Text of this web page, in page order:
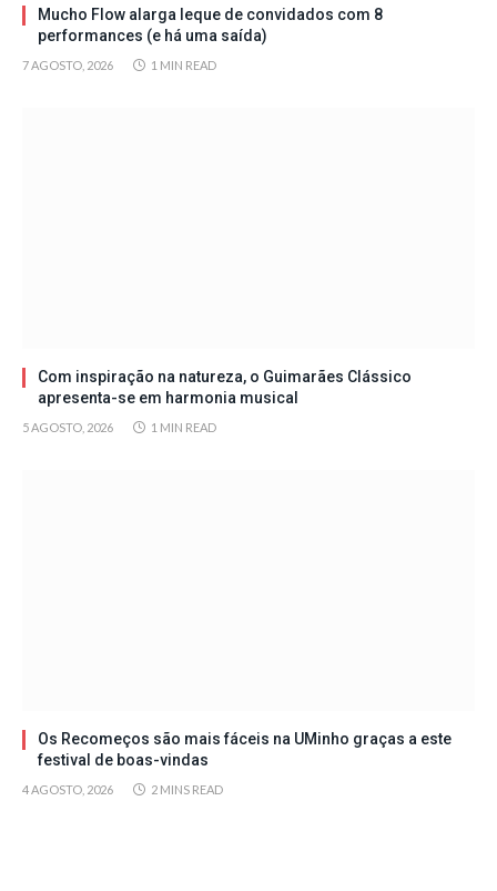
Mucho Flow alarga leque de convidados com 8
performances (e há uma saída)
7 AGOSTO, 2026 1 MIN READ
Com inspiração na natureza, o Guimarães Clássico
apresenta-se em harmonia musical
5 AGOSTO, 2026 1 MIN READ
Os Recomeços são mais fáceis na UMinho graças a este
festival de boas-vindas
4 AGOSTO, 2026 2 MINS READ